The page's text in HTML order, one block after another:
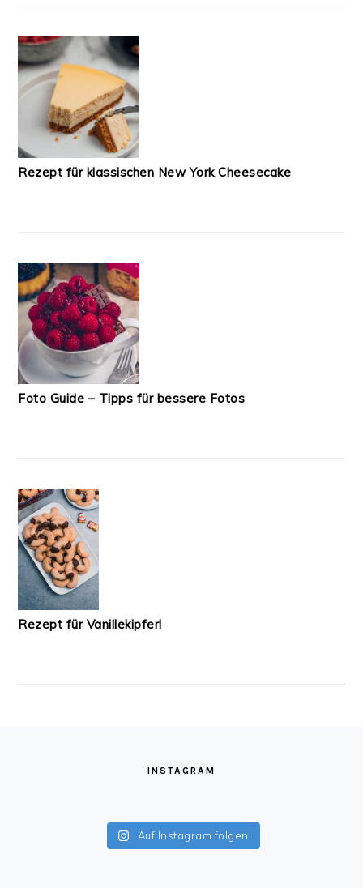
Rezept für klassischen New York Cheesecake
Foto Guide – Tipps für bessere Fotos
Rezept für Vanillekipferl
INSTAGRAM
Auf Instagram folgen